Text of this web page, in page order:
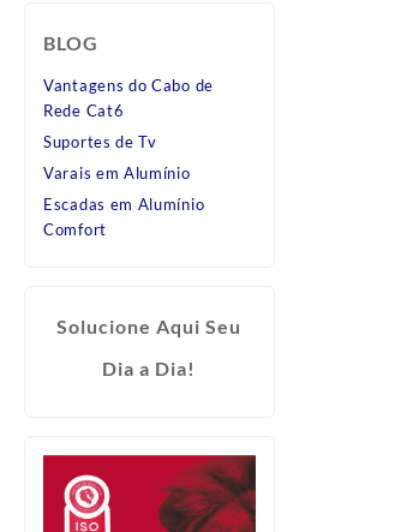
BLOG
Vantagens do Cabo de
Rede Cat6
Suportes de Tv
Varais em Alumínio
Escadas em Alumínio
Comfort
Solucione Aqui Seu
Dia a Dia!